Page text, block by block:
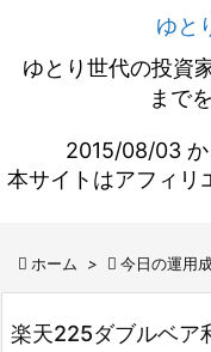
ゆと
ゆとり世代の投資
まで
2015/08/03 か
本サイトはアフィリ
 ホーム >  今日の運用
楽天225ダブルベア